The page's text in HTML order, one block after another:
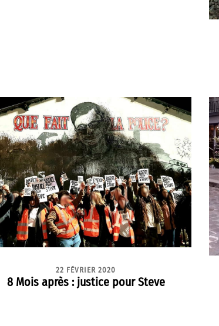
22 FÉVRIER 2020
8 Mois après : justice pour Steve